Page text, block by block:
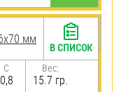
мм
C
0,8
Вес:
15.7 гр.
В СПИСОК